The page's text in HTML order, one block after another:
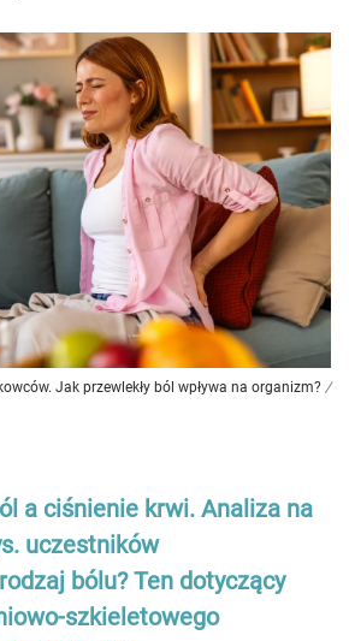
Jak przewlekły ból wpływa na organizm? /
a ciśnienie krwi. Analiza na
uczestników
bólu? Ten dotyczący
szkieletowego